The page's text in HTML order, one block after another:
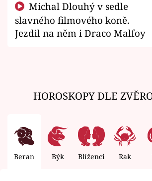
slavného filmového koně.
Jezdil na něm i Draco Malfoy
HOROSKOPY DLE
Beran Býk Blíženci Rak